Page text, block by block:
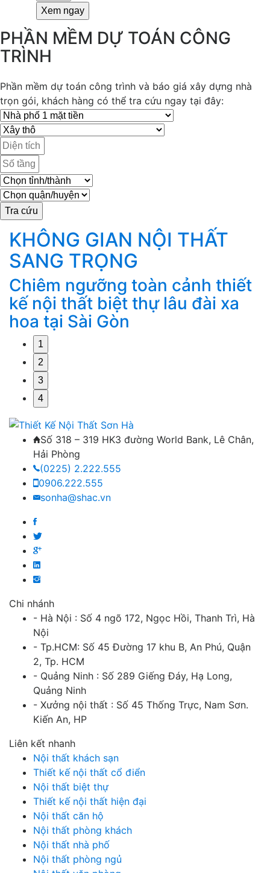
PHẦN MỀM DỰ TOÁN CÔNG
TRÌNH
Phần mềm dự toán công trình và báo giá xây dựng nhà
trọn gói, khách hàng có thể tra cứu ngay tại đây:
KHÔNG GIAN NỘI THẤT
SANG TRỌNG
Chiêm ngưỡng toàn cảnh thiết
kế nội thất biệt thự lâu đài xa
hoa tại Sài Gòn
1
2
3
4
Số 318 – 319 HK3 đường World Bank, Lê Chân,
Hải Phòng
(0225) 2.222.555
0906.222.555
sonha@shac.vn
Chi nhánh
- Hà Nội : Số 4 ngõ 172, Ngọc Hồi, Thanh Trì, Hà
Nội
- Tp.HCM: Số 45 Đường 17 khu B, An Phú, Quận
2, Tp. HCM
- Quảng Ninh : Số 289 Giếng Đáy, Hạ Long,
Quảng Ninh
- Xưởng nội thất : Số 45 Thống Trực, Nam Sơn.
Kiến An, HP
Liên kết nhanh
Nội thất khách sạn
Thiết kế nội thất cổ điển
Nội thất biệt thự
Thiết kế nội thất hiện đại
Nội thất căn hộ
Nội thất phòng khách
Nội thất nhà phố
Nội thất phòng ngủ